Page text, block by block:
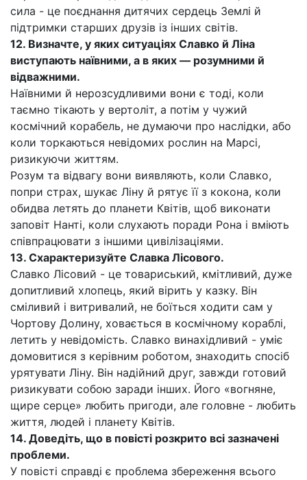
сила - це поєднання дитячих сердець Землі й
підтримки старших друзів із інших світів.
12. Визначте, у яких ситуаціях Славко й Ліна
виступають наївними, а в яких — розумними й
відважними.
Наївними й нерозсудливими вони є тоді, коли
таємно тікають у вертоліт, а потім у чужий
космічний корабель, не думаючи про наслідки, або
коли торкаються невідомих рослин на Марсі,
ризикуючи життям.
Розум та відвагу вони виявляють, коли Славко,
попри страх, шукає Ліну й рятує її з кокона, коли
обидва летять до планети Квітів, щоб виконати
заповіт Нанті, коли слухають поради Рона і вміють
співпрацювати з іншими цивілізаціями.
13. Схарактеризуйте Славка Лісового.
Славко Лісовий - це товариський, кмітливий, дуже
допитливий хлопець, який вірить у казку. Він
сміливий і витривалий, не боїться ходити сам у
Чортову Долину, ховається в космічному кораблі,
летить у невідомість. Славко винахідливий - уміє
домовитися з керівним роботом, знаходить спосіб
урятувати Ліну. Він надійний друг, завжди готовий
ризикувати собою заради інших. Його «вогняне,
щире серце» любить пригоди, але головне - любить
життя, людей і планету Квітів.
14. Доведіть, що в повісті розкрито всі зазначені
проблеми.
У повісті справді є проблема збереження всього